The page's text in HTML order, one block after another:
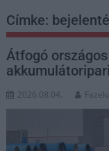
Címke:
Átfogó
2026.08.04.